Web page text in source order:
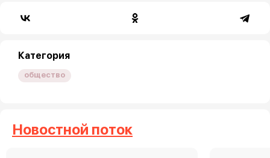
Категория
общество
Новостной поток